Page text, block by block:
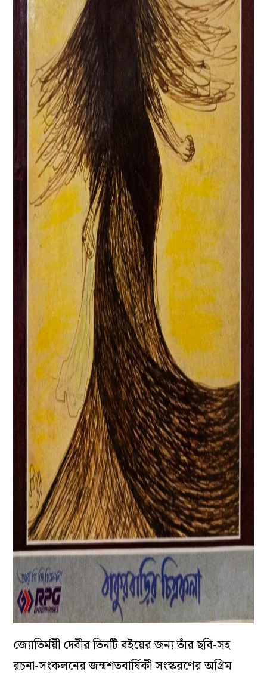
জ্যোতির্ময়ী দেবীর তিনটি বইয়ের জন্য তাঁর ছবি-সহ
রচনা-সংকলনের জন্মশতবার্ষিকী সংস্করণের অগ্রিম